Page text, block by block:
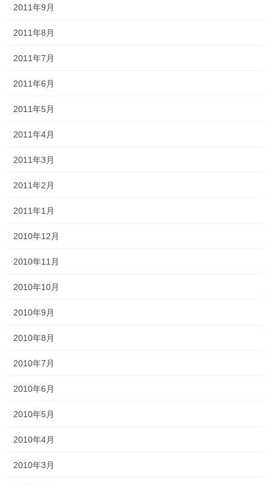
2011年9月
2011年8月
2011年7月
2011年6月
2011年5月
2011年4月
2011年3月
2011年2月
2011年1月
2010年12月
2010年11月
2010年10月
2010年9月
2010年8月
2010年7月
2010年6月
2010年5月
2010年4月
2010年3月